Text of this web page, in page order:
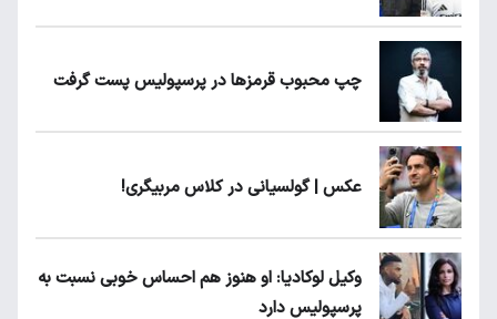
چپ محبوب قرمزها در پرسپولیس پست گرفت
عکس | گولسیانی در کلاس مربیگری!
وکیل لوکادیا: او هنوز هم احساس خوبی نسبت به
پرسپولیس دارد